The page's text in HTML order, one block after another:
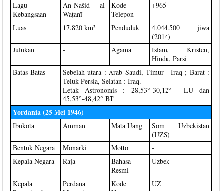
Lagu
Kebangsaan
An-Našid al-
Waṭanī
Kode
Telepon
+965
Luas 17.820 km² Penduduk
4.044.500 jiwa
(2014)
Julukan
- Agama
Islam, Kristen,
Hindu, Parsi
Batas-Batas
Sebelah utara : Arab Saudi, Timur : Iraq ; Barat :
Teluk Persia, Selatan : Iraq.
Letak Astronomis : 28,53°-30,12° LU dan
45,53°-48,42° BT
Yordania (25 Mei 1946)
Ibukota Amman Mata Uang
Som Uzbekistan
(UZS)
Bentuk Negara
Monarki Motto
-
Kepala Negara
Raja
Bahasa
Resmi
Uzbek
Kepala
Perdana
Kode
UZ